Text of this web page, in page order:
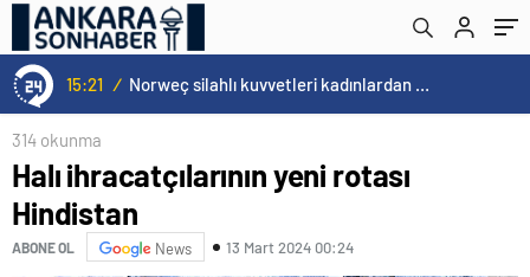
15:20 / Cristiano Ronaldo’nun akıllara zarar tüm kariyerinin istatistiğini çıkardık !
314 okunma
Halı ihracatçılarının yeni rotası
Hindistan
ABONE OL News 13 Mart 2024 00:24
oldu